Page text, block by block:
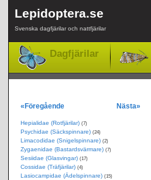
Lepidoptera.se
Svenska dagfjärilar och nattfjärilar
Dagfjärilar
«Föregående Nästa»
Hepialidae (Rotfjärilar) (7)
Psychidae (Säckspinnare) (24)
Limacodidae (Snigelspinnare) (2)
Zygaenidae (Bastardsvärmare) (7)
Sesiidae (Glasvingar) (17)
Cossidae (Träfjärilar) (4)
Lasiocampidae (Ädelspinnare) (15)